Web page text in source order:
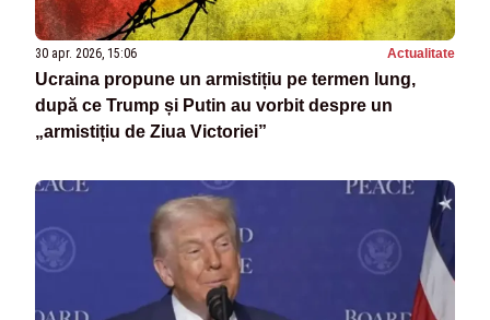
30 apr. 2026, 15:06 Actualitate
Ucraina propune un armistițiu pe termen lung,
după ce Trump și Putin au vorbit despre un
„armistițiu de Ziua Victoriei”